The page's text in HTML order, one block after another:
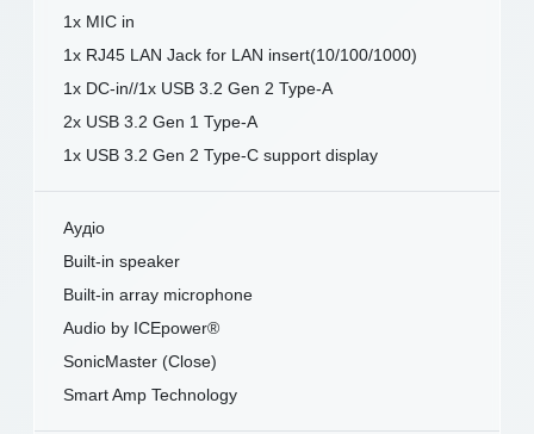
1x MIC in
1x RJ45 LAN Jack for LAN insert(10/100/1000)
1x DC-in//1x USB 3.2 Gen 2 Type-A
2x USB 3.2 Gen 1 Type-A
1x USB 3.2 Gen 2 Type-C support display
Аудіо
Built-in speaker
Built-in array microphone
Audio by ICEpower®
SonicMaster (Close)
Smart Amp Technology